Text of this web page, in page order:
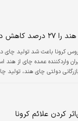
کاهش داد
واردکننده عمده چای از هند
دولتی چای هند، تولید
شیوع ویروس کرونا به دلیل
شدن سیل در مناطق تولید چای
چای این کشور بوده است.
کردن علائم کرونا